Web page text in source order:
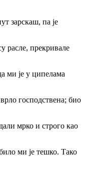
зарскаш, па је
расле, прекривале
ми је у ципелама
господствена; био
мрко и строго као
ми је тешко. Тако